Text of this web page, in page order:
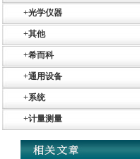
+光学仪器
+其他
+希而科
+通用设备
+系统
+计量测量
SR+KH-AFB AF24-